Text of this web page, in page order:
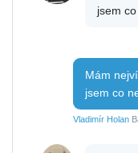
jsem
Mám
jsem co
Vladimír Holan